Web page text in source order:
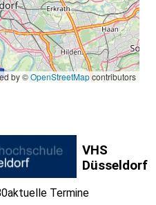
by ©OpenStreetMapcontributors
VHS
Düsseldorf
aktuelle Termine